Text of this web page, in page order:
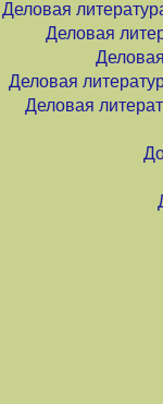
Деловая
Деловая
Деловая
Деловая